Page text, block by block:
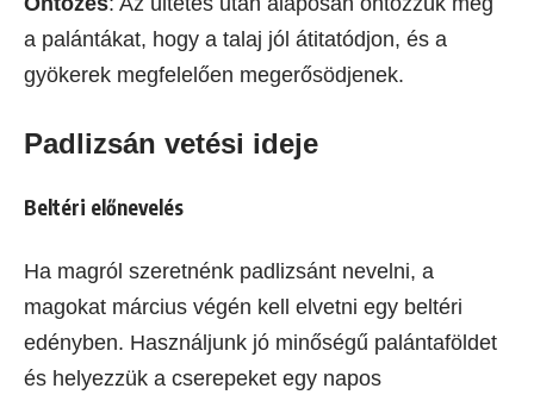
a palántákat, hogy a talaj jól átitatódjon, és a
gyökerek megfelelően megerősödjenek.
Padlizsán vetési ideje
Beltéri előnevelés
Ha magról szeretnénk padlizsánt nevelni, a
magokat március végén kell elvetni egy beltéri
edényben. Használjunk jó minőségű palántaföldet
és helyezzük a cserepeket egy napos